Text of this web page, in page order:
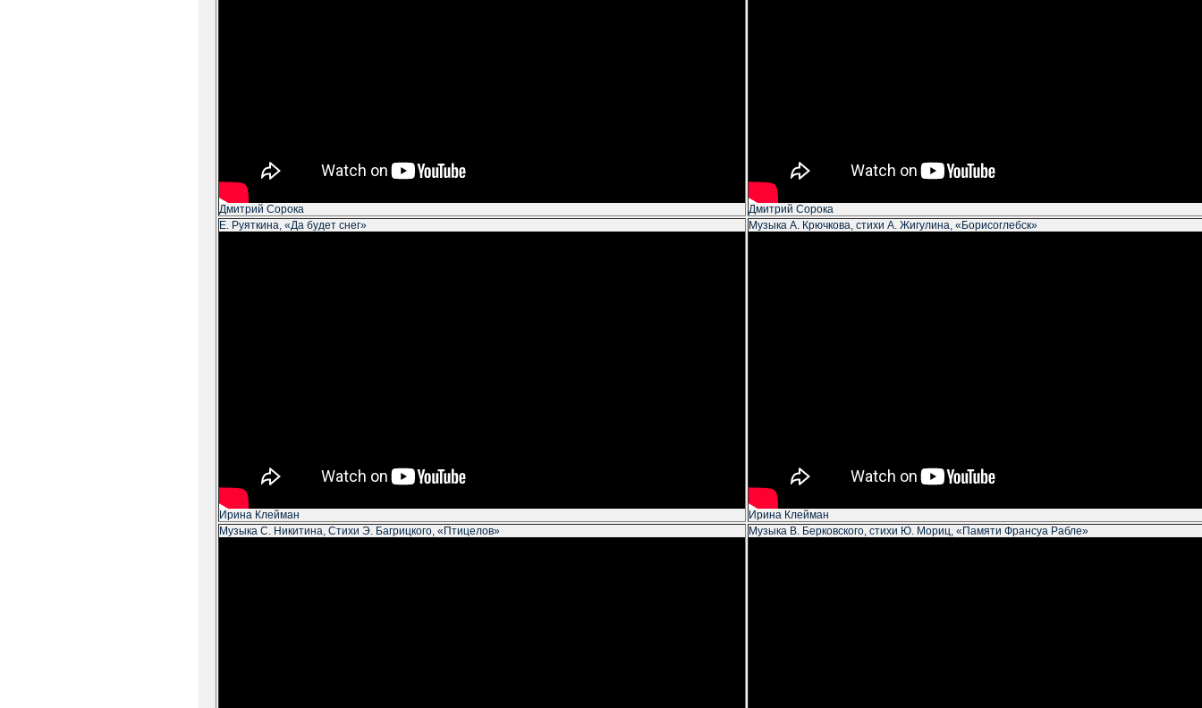
Дмитрий Сорока
Дмитрий Сорока
Е. Руяткина, «Да будет снег»
Ирина Клейман
Музыка А. Крючкова, стихи А. Жигулина, «Борисоглебск»
Ирина Клейман
Музыка С. Никитина, Стихи Э. Багрицкого, «Птицелов»
Музыка В. Берковского, стихи Ю. Мориц, «Памяти Франсуа Рабле»